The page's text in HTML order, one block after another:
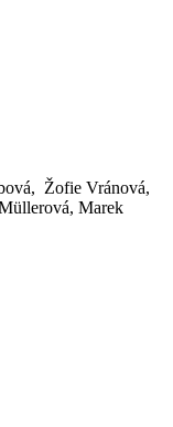
Žofie Vránová,
Marek